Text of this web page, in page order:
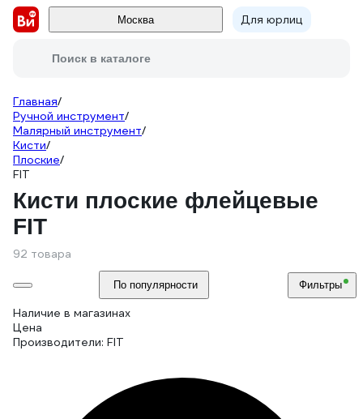
Москва Для юрлиц
Поиск в каталоге
Главная/
Ручной инструмент/
Малярный инструмент/
Кисти/
Плоские/
FIT
Кисти плоские флейцевые
FIT
92 товара
По популярности Фильтры
Наличие в магазинах
Цена
Производители: FIT